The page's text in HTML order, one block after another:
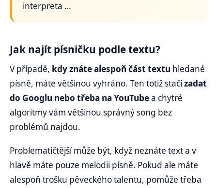
interpreta …
Jak najít písničku podle textu?
V případě, kdy znáte alespoň část textu hledané
písně, máte většinou vyhráno. Ten totiž stačízadat
do Googlu nebo třeba na YouTubea chytré
algoritmy vám většinou správný song bez
problémů najdou.
Problematičtější může být, když neznáte text a v
hlavě máte pouze melodii písně. Pokud ale máte
alespoň trošku pěveckého talentu, pomůže třeba